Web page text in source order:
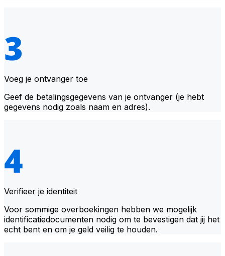
Voeg je ontvanger toe
Geef de betalingsgegevens van je ontvanger (je hebt
gegevens nodig zoals naam en adres).
Verifieer je identiteit
Voor sommige overboekingen hebben we mogelijk
identificatiedocumenten nodig om te bevestigen dat jij het
echt bent en om je geld veilig te houden.